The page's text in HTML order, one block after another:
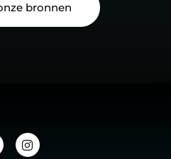
bronnen